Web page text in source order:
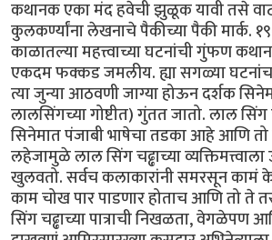
कथानक एका मंद हवेची झुळूक यावी तसे
कुलकर्ण्यांना लेखनाचे पैकीच्या पैकी मार्क.
काळातल्या महत्त्वाच्या घटनांची गुंफण
एकदम फक्कड जमलीय. ह्या सगळ्या
त्या जुन्या आठवणी जाग्या होऊन दर्शक
लालसिंगच्या गोष्टीत) गुंतत जातो. लाल
सिनेमात पंजाबी भाषेचा तडका आहे आणि तो
लहेजामुळे लाल सिंग चढ्ढाच्या
खुलवतो. सर्वच कलाकारांनी समरसून कामं
काम चोख पार पाडणार होताच आणि तो ते
सिंग चढ्ढाच्या पात्राची निखळता, वेगळेपण